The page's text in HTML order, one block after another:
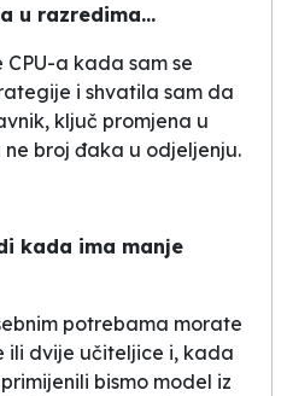
u razredima...
a kada sam se
i shvatila sam da
ključ promjena u
broj đaka u odjeljenju.
kada ima manje
potrebama morate
ili dvije učiteljice i, kada
bismo model iz